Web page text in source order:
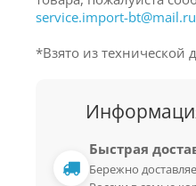
service.import-bt@mail.ru
*Взято из технической
Быстрая
Бережно